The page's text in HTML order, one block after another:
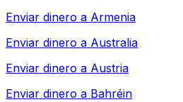
Enviar dinero a Armenia
Enviar dinero a Australia
Enviar dinero a Austria
Enviar dinero a Bahréin